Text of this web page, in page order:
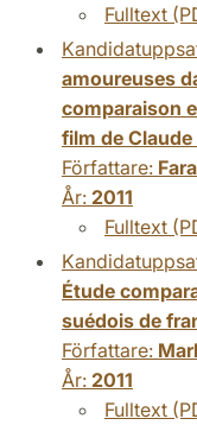
Fulltext
amoureuses
comparaison
film de Claude
Författare:
År: 2011
Fulltext
Étude
suédois de
Författare:
År: 2011
Fulltext